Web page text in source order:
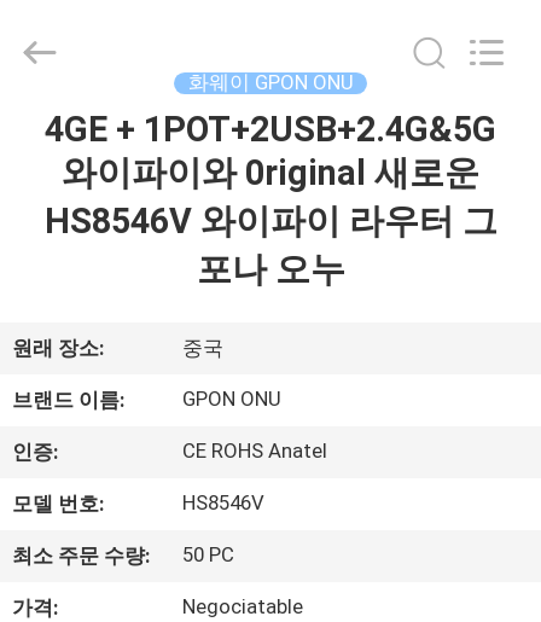
우
리
에
대
하
여
INDUSTRIAL
Reserved.
화웨이 GPON ONU
4GE + 1POT+2USB+2.4G&5G
와이파이와 0riginal 새로운
HS8546V 와이파이 라우터 그
포나 오누
원래 장소: 중국
브랜드 이름: GPON ONU
인증: CE ROHS Anatel
모델 번호: HS8546V
최소 주문 수량: 50 PC
가격: Negociatable